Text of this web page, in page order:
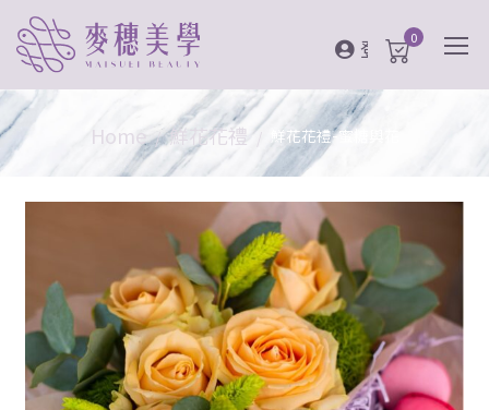
登入 0
Home 鮮花花禮 鮮花花禮-蜜糖與花